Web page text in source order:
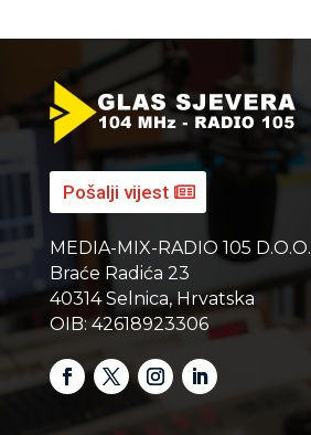
Pošalji vijest
MEDIA-MIX-RADIO 105 D.O.O.
Braće Radića 23
40314 Selnica, Hrvatska
OIB: 42618923306